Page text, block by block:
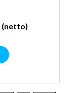
(netto)